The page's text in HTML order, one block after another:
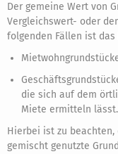
Der gemeine Wert von
Vergleichswert- oder
folgenden Fällen ist
die sich auf dem
Miete ermitteln lässt.
Hierbei ist zu beachten,
gemischt genutzte